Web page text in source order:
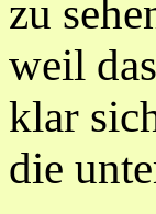
zu
weil
klar
die